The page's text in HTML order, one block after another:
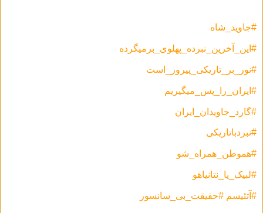
#جاوید_شاه
#این_آخرین_نبرده_پهلوی_برمیگرده
#نور_بر_تاریکی_پیروز_است
#ایران_را_پس_میگیریم
#گارد_جاویدان_ایران
#نبردباتاریکی
#هموطن_همراه_شو
#لبیک_یا_نتانیاهو
#آتئیسم #حقیقت_بی_سانسور